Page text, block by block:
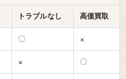
トラブルなし 高価買取
〇 ×
× 〇